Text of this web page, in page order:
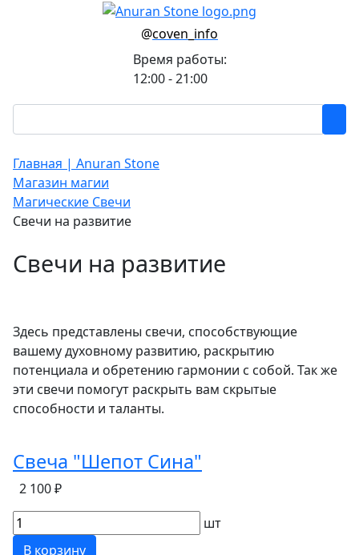
@coven_info
Время работы:
12:00 - 21:00
Главная | Anuran Stone
Магазин магии
Магические Свечи
Свечи на развитие
Свечи на развитие
Здесь представлены свечи, способствующие
вашему духовному развитию, раскрытию
потенциала и обретению гармонии с собой. Так же
эти свечи помогут раскрыть вам скрытые
способности и таланты.
Свеча "Шепот Сина"
2 100 ₽
шт
В корзину